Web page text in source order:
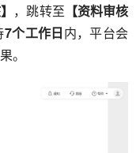
，跳转至 【资料审核
7个工作日内，平台会
。